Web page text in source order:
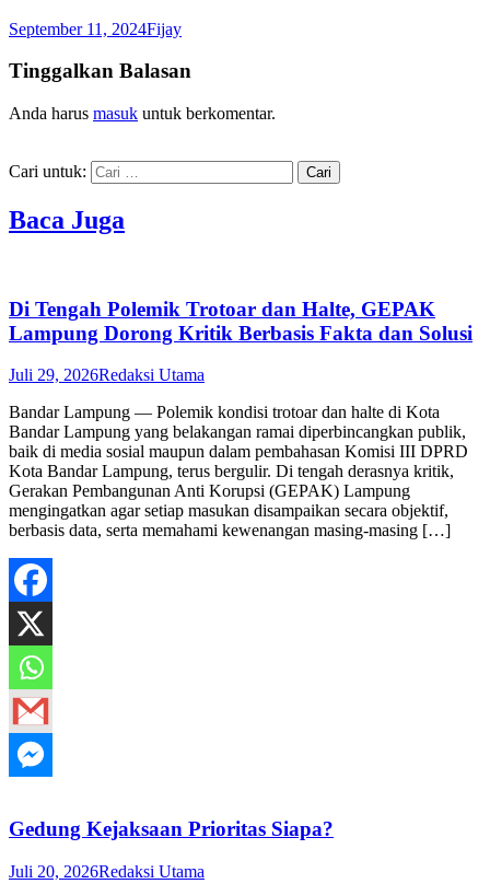
September 11, 2024Fijay
Tinggalkan Balasan
Anda harus masuk untuk berkomentar.
Cari untuk:
Baca Juga
Di Tengah Polemik Trotoar dan Halte, GEPAK
Lampung Dorong Kritik Berbasis Fakta dan Solusi
Juli 29, 2026Redaksi Utama
Bandar Lampung — Polemik kondisi trotoar dan halte di Kota
Bandar Lampung yang belakangan ramai diperbincangkan publik,
baik di media sosial maupun dalam pembahasan Komisi III DPRD
Kota Bandar Lampung, terus bergulir. Di tengah derasnya kritik,
Gerakan Pembangunan Anti Korupsi (GEPAK) Lampung
mengingatkan agar setiap masukan disampaikan secara objektif,
berbasis data, serta memahami kewenangan masing-masing […]
Gedung Kejaksaan Prioritas Siapa?
Juli 20, 2026Redaksi Utama